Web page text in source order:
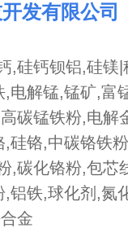
发有限公司
,硅钙钡铝,硅镁
电解锰,锰矿,富
碳锰铁粉,电解
硅铬,中碳铬铁
,碳化铬粉,包芯
铝铁,球化剂,氮
金